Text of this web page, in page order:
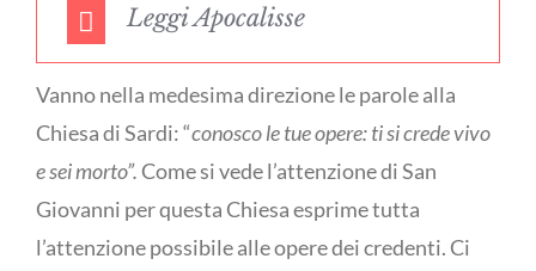
Leggi Apocalisse
Vanno nella medesima direzione le parole alla
Chiesa di Sardi: “conosco le tue opere: ti si crede vivo
e sei morto”.Come si vede l’attenzione di San
Giovanni per questa Chiesa esprime tutta
l’attenzione possibile alle opere dei credenti. Ci